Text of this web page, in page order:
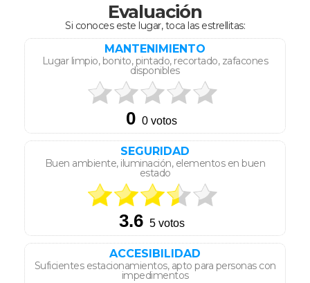
Evaluación
Si conoces este lugar, toca las estrellitas:
MANTENIMIENTO
Lugar limpio, bonito, pintado, recortado, zafacones
disponibles
SEGURIDAD
Buen ambiente, iluminación, elementos en buen
estado
ACCESIBILIDAD
Suficientes estacionamientos, apto para personas con
impedimentos